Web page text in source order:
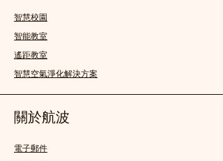
智慧校園
智能教室
遙距教室
智慧空氣淨化解決方案
關於航波
電子郵件